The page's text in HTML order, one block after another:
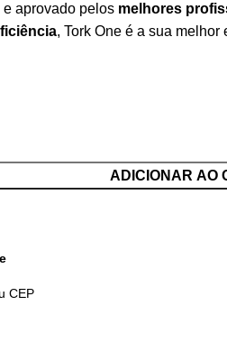
e aprovado pelos melhores
, Tork One é a sua
ADICIONAR AO